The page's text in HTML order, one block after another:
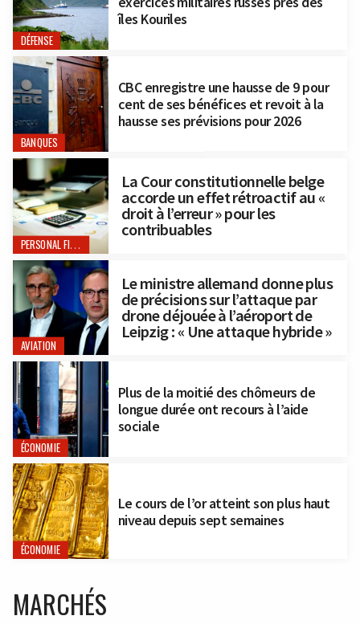
DÉFENSE
îles Kouriles
BANQUES
CBC enregistre une hausse de 9 pour
cent de ses bénéfices et revoit à la
hausse ses prévisions pour 2026
PERSONAL FINANCE
La Cour constitutionnelle belge
accorde un effet rétroactif au «
droit à l’erreur » pour les
contribuables
AVIATION
Le ministre allemand donne plus
de précisions sur l’attaque par
drone déjouée à l’aéroport de
Leipzig : « Une attaque hybride »
ÉCONOMIE
Plus de la moitié des chômeurs de
longue durée ont recours à l’aide
sociale
ÉCONOMIE
Le cours de l’or atteint son plus haut
niveau depuis sept semaines
MARCHÉS